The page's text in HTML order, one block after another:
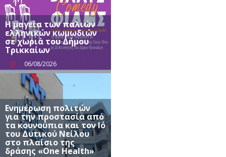
Η μαγεία των παλιών
ελληνικών κωμωδιών
σε χωριά του Δήμου
Τρικκαίων
06/08/2026
Ενημέρωση πολιτών
για την προστασία από
τα κουνούπια και τον Ιό
του Δυτικού Νείλου
στο πλαίσιο της
δράσης «One Health»